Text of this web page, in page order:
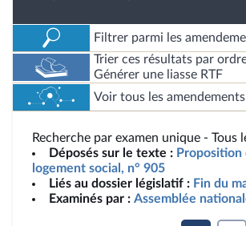
Filtrer parmi les
Trier ces résultats par
Générer une liasse RTF
Voir tous les
Recherche par examen unique - Tous
Déposés sur le texte :
logement social, n° 905
Liés au dossier législatif : Fin du
Examinés par : Assemblée